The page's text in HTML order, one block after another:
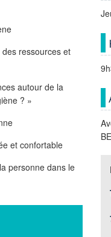
ressources et
autour de la
? »
et confortable
personne dans le